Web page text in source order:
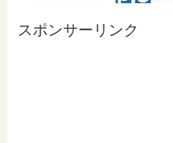
スポンサーリンク